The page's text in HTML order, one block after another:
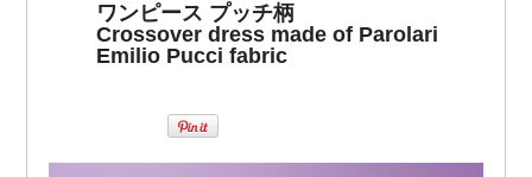
ワンピース プッチ柄
Crossover dress made of Parolari
Emilio Pucci fabric